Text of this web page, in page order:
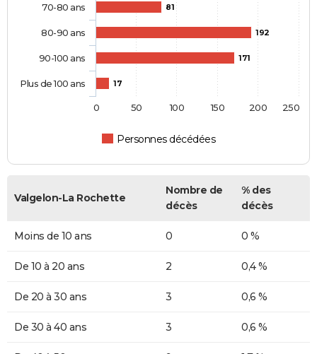
81
192
171
17
Personnes décédées
70-80 ans
80-90 ans
90-100 ans
Plus de 100 ans
0 50 100 150 200 250
Valgelon-La Rochette
Nombre de
décès
% des
décès
Moins de 10 ans 0 0 %
De 10 à 20 ans 2 0,4 %
De 20 à 30 ans 3 0,6 %
De 30 à 40 ans 3 0,6 %